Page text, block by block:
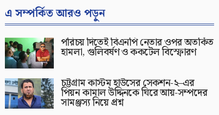
এ সম্পর্কিত আরও পড়ুন
পরিচয় দিতেই বিএনপি নেতার ওপর অতর্কিত
হামলা, গুলিবর্ষণ ও ককটেল বিস্ফোরণ
চট্টগ্রাম কাস্টম হাউসের সেকশন-২–এর
পিয়ন কামাল উদ্দিনকে ঘিরে আয়-সম্পদের
সামঞ্জস্য নিয়ে প্রশ্ন